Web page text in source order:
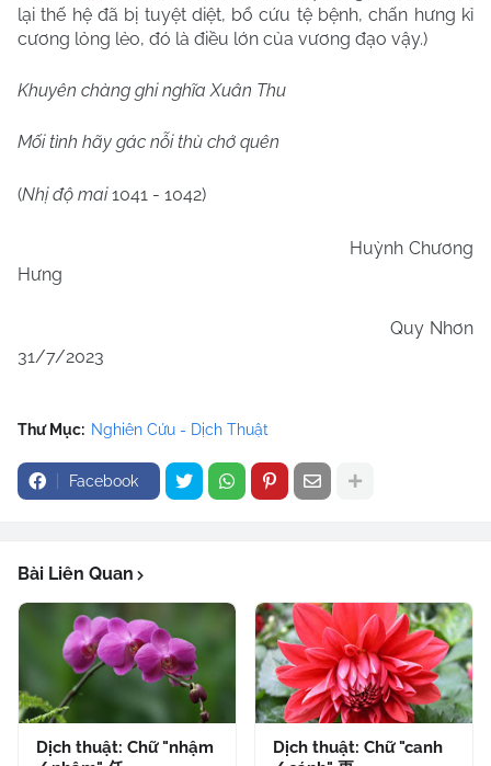
lại thế hệ đã bị tuyệt diệt, bổ cứu tệ bệnh, chấn hưng kỉ
cương lỏng lẻo, đó là điều lớn của vương đạo vậy.)
Khuyên chàng ghi nghĩa Xuân Thu
Mối tình hãy gác nỗi thù chớ quên
(Nhị độ mai1041 - 1042)
Huỳnh Chương
Hưng
Quy Nhơn
31/7/2023
Thư Mục: Nghiên Cứu - Dịch Thuật
Facebook
Bài Liên Quan
Dịch thuật: Chữ "nhậm
Dịch thuật: Chữ "canh